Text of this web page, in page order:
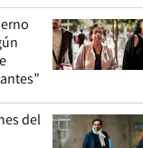
del